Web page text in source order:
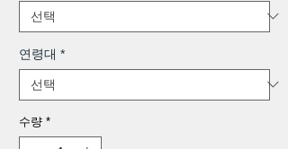
연령대 *
수량 *